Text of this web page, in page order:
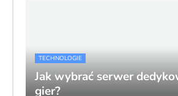
TECHNOLOGIE
Jak wybrać serwer
gier?